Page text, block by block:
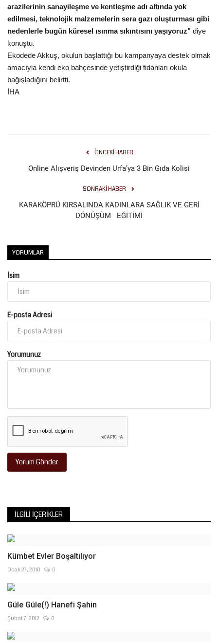
arazilerinin sanayileşme ve kentleşme adı altında yok
edilmesi, teknolojik malzemelerin sera gazı oluşturması gibi
nedenlerle bugün küresel ısınma sıkıntısını yaşıyoruz" diye
konuştu.
Ekodede Akkuş, okulun başlattığı bu kampanyaya destek olmak
amacıyla kendi eko bahçesinde yetiştirdiği fidanları okula
bağışladığını belirtti.
İHA
ÖNCEKI HABER
Online Alışveriş Devinden Urfa’ya 3 Bin Gıda Kolisi
SONRAKI HABER
KARAKÖPRÜ KIRSALINDA KADINLARA SAĞLIK VE GERİ
DÖNÜŞÜM EĞİTİMİ
YORUMLAR
İsim
E-posta Adresi
Yorumunuz
Yorum Gönder
İLGILI İÇERIKLER
Kümbet Evler Boşaltılıyor
Ocak 27, 2010 0
Güle Güle(!) Hanefi Şahin
Şubat 7, 2012 0